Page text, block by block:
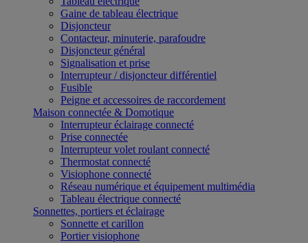
Gaine de tableau électrique
Disjoncteur
Contacteur, minuterie, parafoudre
Disjoncteur général
Signalisation et prise
Interrupteur / disjoncteur différentiel
Fusible
Peigne et accessoires de raccordement
Maison connectée & Domotique
Interrupteur éclairage connecté
Prise connectée
Interrupteur volet roulant connecté
Thermostat connecté
Visiophone connecté
Réseau numérique et équipement multimédia
Tableau électrique connecté
Sonnettes, portiers et éclairage
Sonnette et carillon
Portier visiophone